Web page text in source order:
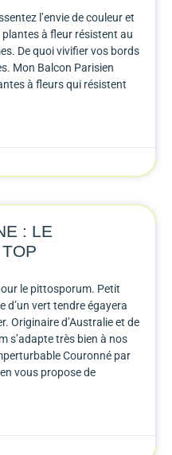
l’envie de couleur et
plantes à fleur résistent au
De quoi vivifier vos bords
Mon Balcon Parisien
à fleurs qui résistent
: LE
le pittosporum. Petit
d’un vert tendre égayera
Originaire d’Australie et de
s’adapte très bien à nos
Couronné par
vous propose de